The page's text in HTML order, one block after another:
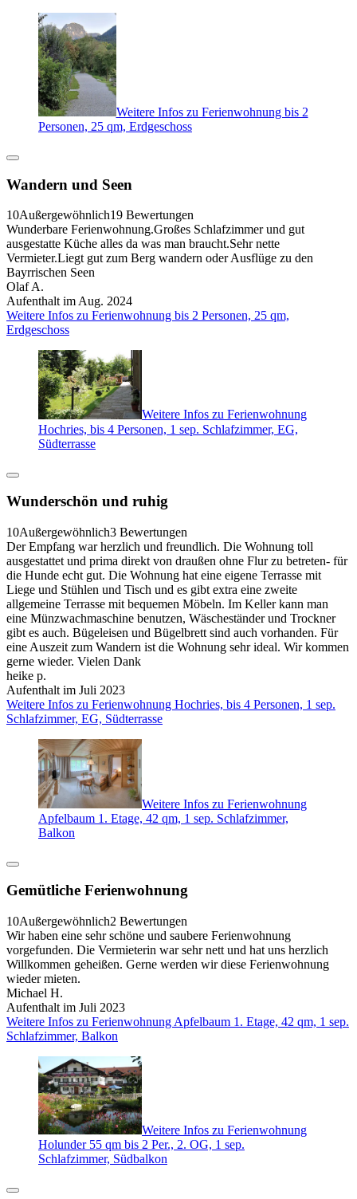
Weitere Infos zu Ferienwohnung bis 2
Personen, 25 qm, Erdgeschoss
Wandern und Seen
10Außergewöhnlich19 Bewertungen
Wunderbare Ferienwohnung.Großes Schlafzimmer und gut
ausgestatte Küche alles da was man braucht.Sehr nette
Vermieter.Liegt gut zum Berg wandern oder Ausflüge zu den
Bayrrischen Seen
Olaf A.
Aufenthalt im Aug. 2024
Weitere Infos zu Ferienwohnung bis 2 Personen, 25 qm,
Erdgeschoss
Weitere Infos zu Ferienwohnung
Hochries, bis 4 Personen, 1 sep. Schlafzimmer, EG,
Südterrasse
Wunderschön und ruhig
10Außergewöhnlich3 Bewertungen
Der Empfang war herzlich und freundlich. Die Wohnung toll
ausgestattet und prima direkt von draußen ohne Flur zu betreten- für
die Hunde echt gut. Die Wohnung hat eine eigene Terrasse mit
Liege und Stühlen und Tisch und es gibt extra eine zweite
allgemeine Terrasse mit bequemen Möbeln. Im Keller kann man
eine Münzwachmaschine benutzen, Wäscheständer und Trockner
gibt es auch. Bügeleisen und Bügelbrett sind auch vorhanden. Für
eine Auszeit zum Wandern ist die Wohnung sehr ideal. Wir kommen
gerne wieder. Vielen Dank
heike p.
Aufenthalt im Juli 2023
Weitere Infos zu Ferienwohnung Hochries, bis 4 Personen, 1 sep.
Schlafzimmer, EG, Südterrasse
Weitere Infos zu Ferienwohnung
Apfelbaum 1. Etage, 42 qm, 1 sep. Schlafzimmer,
Balkon
Gemütliche Ferienwohnung
10Außergewöhnlich2 Bewertungen
Wir haben eine sehr schöne und saubere Ferienwohnung
vorgefunden. Die Vermieterin war sehr nett und hat uns herzlich
Willkommen geheißen. Gerne werden wir diese Ferienwohnung
wieder mieten.
Michael H.
Aufenthalt im Juli 2023
Weitere Infos zu Ferienwohnung Apfelbaum 1. Etage, 42 qm, 1 sep.
Schlafzimmer, Balkon
Weitere Infos zu Ferienwohnung
Holunder 55 qm bis 2 Per., 2. OG, 1 sep.
Schlafzimmer, Südbalkon